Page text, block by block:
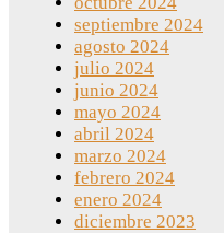
septiembre 2024
agosto 2024
julio 2024
junio 2024
mayo 2024
abril 2024
marzo 2024
febrero 2024
enero 2024
diciembre 2023